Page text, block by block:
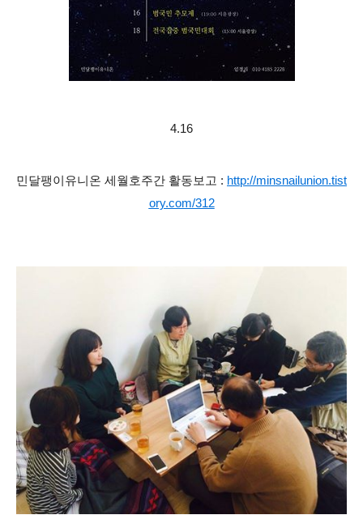
4.16
민달팽이유니온 세월호주간 활동보고 : http://minsnailunion.tist
ory.com/312